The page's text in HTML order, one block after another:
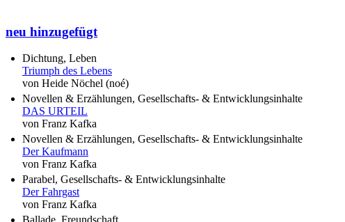
neu hinzugefügt
Dichtung, Leben
Triumph des Lebens
von Heide Nöchel (noé)
Novellen & Erzählungen, Gesellschafts- & Entwicklungsinhalte
DAS URTEIL
von Franz Kafka
Novellen & Erzählungen, Gesellschafts- & Entwicklungsinhalte
Der Kaufmann
von Franz Kafka
Parabel, Gesellschafts- & Entwicklungsinhalte
Der Fahrgast
von Franz Kafka